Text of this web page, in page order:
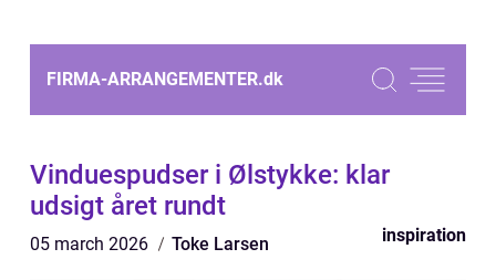
FIRMA-ARRANGEMENTER.dk
Vinduespudser i Ølstykke: klar
udsigt året rundt
05 march 2026 Toke Larsen inspiration